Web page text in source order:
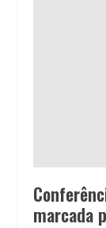
marcada